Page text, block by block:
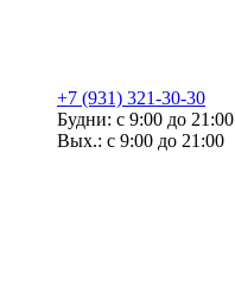
+7 (931) 321-30-30
Будни: с 9:00 до 21:00
Вых.: с 9:00 до 21:00